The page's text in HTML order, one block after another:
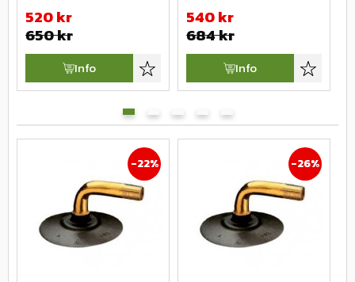
förhållanden.
520kr
650kr
Lägg till i favoriter
Info
användning.
540kr
684kr
Lägg till
Info
22% 26%